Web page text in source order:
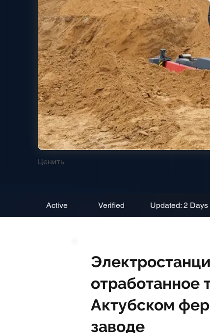
Ценить
Active Verified Updated: 2 Days
отработанное
Актубском
заводе